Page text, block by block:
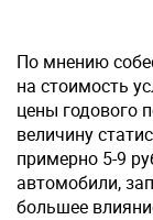
По мнению
на стоимость
цены годового
величину
примерно 5-9
автомобили,
большее